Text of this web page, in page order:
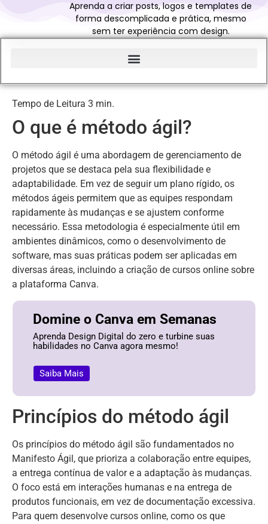
Aprenda a criar posts, logos e templates de
forma descomplicada e prática, mesmo
sem ter experiência com design.
O que é método ágil?
O método ágil é uma abordagem de gerenciamento de
projetos que se destaca pela sua flexibilidade e
adaptabilidade. Em vez de seguir um plano rígido, os
métodos ágeis permitem que as equipes respondam
rapidamente às mudanças e se ajustem conforme
necessário. Essa metodologia é especialmente útil em
ambientes dinâmicos, como o desenvolvimento de
software, mas suas práticas podem ser aplicadas em
diversas áreas, incluindo a criação de cursos online sobre
a plataforma Canva.
Domine o Canva em Semanas
Aprenda Design Digital do zero e turbine suas
habilidades no Canva agora mesmo!
Saiba Mais
Princípios do método ágil
Os princípios do método ágil são fundamentados no
Manifesto Ágil, que prioriza a colaboração entre equipes,
a entrega contínua de valor e a adaptação às mudanças.
O foco está em interações humanas e na entrega de
produtos funcionais, em vez de documentação excessiva.
Para quem desenvolve cursos online, como os que